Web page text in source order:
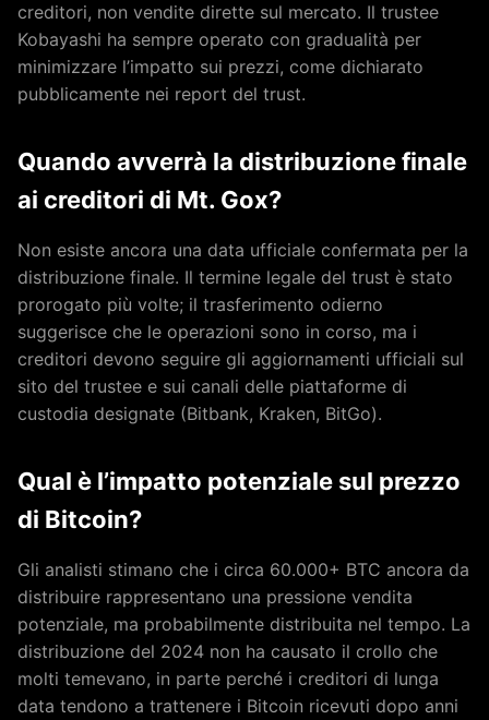
creditori, non vendite dirette sul mercato. Il trustee
Kobayashi ha sempre operato con gradualità per
minimizzare l’impatto sui prezzi, come dichiarato
pubblicamente nei report del trust.
Quando avverrà la distribuzione finale
ai creditori di Mt. Gox?
Non esiste ancora una data ufficiale confermata per la
distribuzione finale. Il termine legale del trust è stato
prorogato più volte; il trasferimento odierno
suggerisce che le operazioni sono in corso, ma i
creditori devono seguire gli aggiornamenti ufficiali sul
sito del trustee e sui canali delle piattaforme di
custodia designate (Bitbank, Kraken, BitGo).
Qual è l’impatto potenziale sul prezzo
di Bitcoin?
Gli analisti stimano che i circa 60.000+ BTC ancora da
distribuire rappresentano una pressione vendita
potenziale, ma probabilmente distribuita nel tempo. La
distribuzione del 2024 non ha causato il crollo che
molti temevano, in parte perché i creditori di lunga
data tendono a trattenere i Bitcoin ricevuti dopo anni